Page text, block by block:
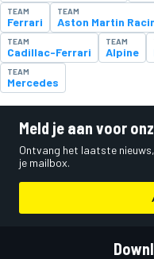
TEAM
Ferrari
TEAM
Aston Martin
TEAM
Cadillac-Ferrari
TEAM
Alpine
TEAM
Mercedes
Meld je aan voor
Ontvang het laatste
je mailbox.